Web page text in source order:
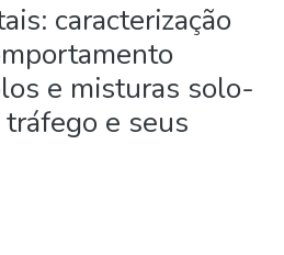
caracterização
e misturas solo-
e seus